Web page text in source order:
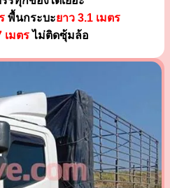
พื้นกระบะยาว 3.1 เมตร
เมตรไม่ติดซุ้มล้อ